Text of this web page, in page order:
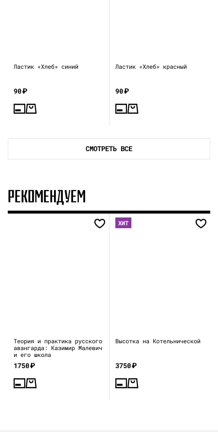
Ластик «Хлеб» синий
90₽
Ластик «Хлеб» красный
90₽
СМОТРЕТЬ ВСЕ
РЕКОМЕНДУЕМ
Теория и практика русского
авангарда: Казимир Малевич
и его школа
1750₽
ХИТ
Высотка на Котельнической
3750₽